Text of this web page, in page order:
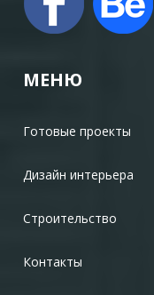
МЕНЮ
Готовые проекты
Дизайн интерьера
Строительство
Контакты